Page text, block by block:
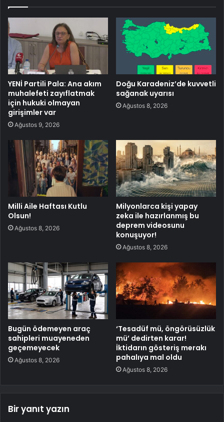
YENİ Partili Pala: Ana akım
muhalefeti zayıflatmak
için hukuki olmayan
girişimler var
Ağustos 9, 2026
Doğu Karadeniz’de kuvvetli
sağanak uyarısı
Ağustos 8, 2026
Milli Aile Haftası Kutlu
Olsun!
Ağustos 8, 2026
Milyonlarca kişi yapay
zeka ile hazırlanmış bu
deprem videosunu
konuşuyor!
Ağustos 8, 2026
Bugün ödemeyen araç
sahipleri muayeneden
geçemeyecek
Ağustos 8, 2026
‘Tesadüf mü, öngörüsüzlük
mü’ dedirten karar!
İktidarın gösteriş merakı
pahalıya mal oldu
Ağustos 8, 2026
Bir yanıt yazın